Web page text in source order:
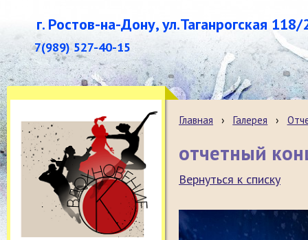
г. Ростов-на-Дону, ул.Таганрогская 118/
7(989) 527-40-15
Главная › Галерея ›
отчетный
Вернуться к списку